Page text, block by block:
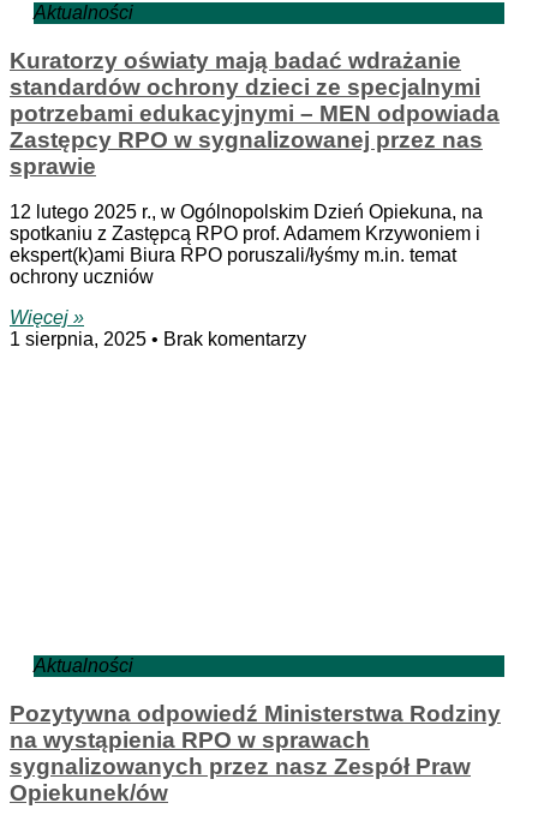
Aktualności
Kuratorzy oświaty mają badać wdrażanie
standardów ochrony dzieci ze specjalnymi
potrzebami edukacyjnymi – MEN odpowiada
Zastępcy RPO w sygnalizowanej przez nas
sprawie
12 lutego 2025 r., w Ogólnopolskim Dzień Opiekuna, na
spotkaniu z Zastępcą RPO prof. Adamem Krzywoniem i
ekspert(k)ami Biura RPO poruszali/łyśmy m.in. temat
ochrony uczniów
Więcej »
1 sierpnia, 2025
Brak komentarzy
Aktualności
Pozytywna odpowiedź Ministerstwa Rodziny
na wystąpienia RPO w sprawach
sygnalizowanych przez nasz Zespół Praw
Opiekunek/ów